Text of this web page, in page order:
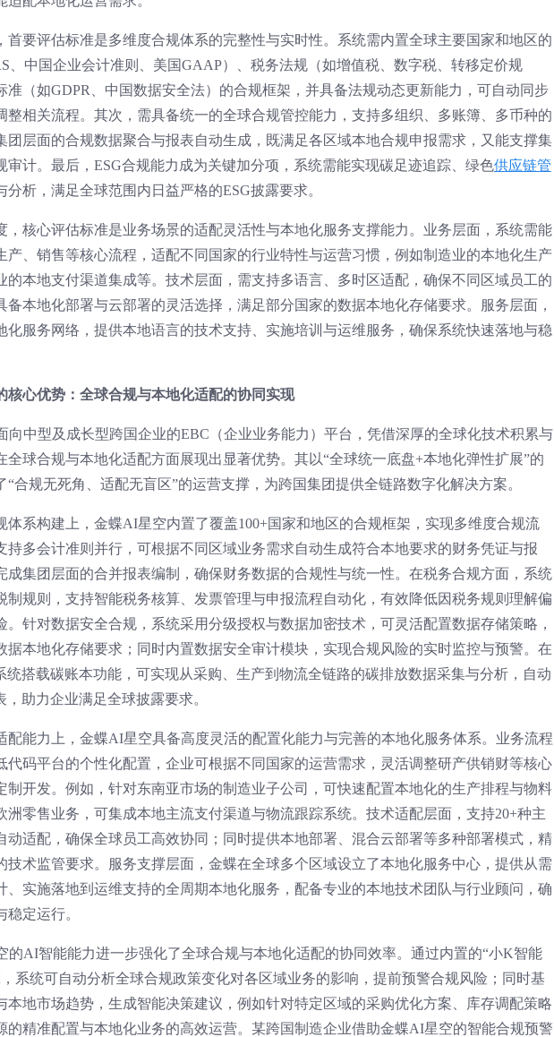
首要评估标准是多维度合规体系的完整性与实时性。系统需内置全球主要国家和地区的
、中国企业会计准则、美国GAAP）、税务法规（如增值税、数字税、转移定价规
准（如GDPR、中国数据安全法）的合规框架，并具备法规动态更新能力，可自动同步
整相关流程。其次，需具备统一的全球合规管控能力，支持多组织、多账簿、多币种的
团层面的合规数据聚合与报表自动生成，既满足各区域本地合规申报需求，又能支撑集
审计。最后，ESG合规能力成为关键加分项，系统需能实现碳足迹追踪、绿色供应链管
分析，满足全球范围内日益严格的ESG披露要求。
，核心评估标准是业务场景的适配灵活性与本地化服务支撑能力。业务层面，系统需能
产、销售等核心流程，适配不同国家的行业特性与运营习惯，例如制造业的本地化生产
的本地支付渠道集成等。技术层面，需支持多语言、多时区适配，确保不同区域员工的
备本地化部署与云部署的灵活选择，满足部分国家的数据本地化存储要求。服务层面，
化服务网络，提供本地语言的技术支持、实施培训与运维服务，确保系统快速落地与稳
核心优势：全球合规与本地化适配的协同实现
向中型及成长型跨国企业的EBC（企业业务能力）平台，凭借深厚的全球化技术积累与
全球合规与本地化适配方面展现出显著优势。其以“全球统一底盘+本地化弹性扩展”的
“合规无死角、适配无盲区”的运营支撑，为跨国集团提供全链路数字化解决方案。
体系构建上，金蝶AI星空内置了覆盖100+国家和地区的合规框架，实现多维度合规流
持多会计准则并行，可根据不同区域业务需求自动生成符合本地要求的财务凭证与报
成集团层面的合并报表编制，确保财务数据的合规性与统一性。在税务合规方面，系统
制规则，支持智能税务核算、发票管理与申报流程自动化，有效降低因税务规则理解偏
。针对数据安全合规，系统采用分级授权与数据加密技术，可灵活配置数据存储策略，
据本地化存储要求；同时内置数据安全审计模块，实现合规风险的实时监控与预警。在
统搭载碳账本功能，可实现从采购、生产到物流全链路的碳排放数据采集与分析，自动
，助力企业满足全球披露要求。
配能力上，金蝶AI星空具备高度灵活的配置化能力与完善的本地化服务体系。业务流程
代码平台的个性化配置，企业可根据不同国家的运营需求，灵活调整研产供销财等核心
制开发。例如，针对东南亚市场的制造业子公司，可快速配置本地化的生产排程与物料
洲零售业务，可集成本地主流支付渠道与物流跟踪系统。技术适配层面，支持20+种主
动适配，确保全球员工高效协同；同时提供本地部署、混合云部署等多种部署模式，精
技术监管要求。服务支撑层面，金蝶在全球多个区域设立了本地化服务中心，提供从需
、实施落地到运维支持的全周期本地化服务，配备专业的本地技术团队与行业顾问，确
定运行。
的AI智能能力进一步强化了全球合规与本地化适配的协同效率。通过内置的“小K智能
系统可自动分析全球合规政策变化对各区域业务的影响，提前预警合规风险；同时基
本地市场趋势，生成智能决策建议，例如针对特定区域的采购优化方案、库存调配策略
的精准配置与本地化业务的高效运营。某跨国制造企业借助金蝶AI星空的智能合规预警